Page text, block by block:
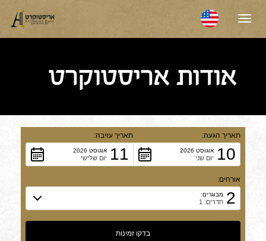
תפריט
אודות אריסטוקרט
תאריך הגעה:
10 אוגוסט 2026
יום שני
תאריך עזיבה:
11 אוגוסט 2026
יום שלישי
אורחים:
2 מבוגרים:
חדרים: 1